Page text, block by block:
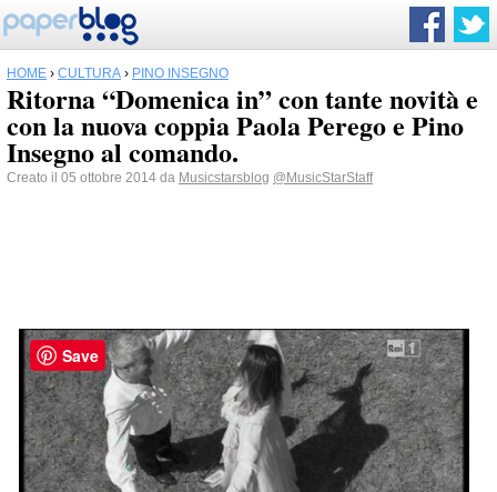
HOME › CULTURA › PINO INSEGNO
Ritorna “Domenica in” con tante novità e
con la nuova coppia Paola Perego e Pino
Insegno al comando.
Creato il 05 ottobre 2014 da Musicstarsblog @MusicStarStaff
Save